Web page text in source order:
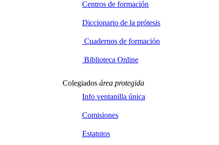
Centros de formación
Diccionario de la prótesis
Cuadernos de formación
Biblioteca Online
Colegiados área protegida
Info ventanilla única
Comisiones
Estatutos